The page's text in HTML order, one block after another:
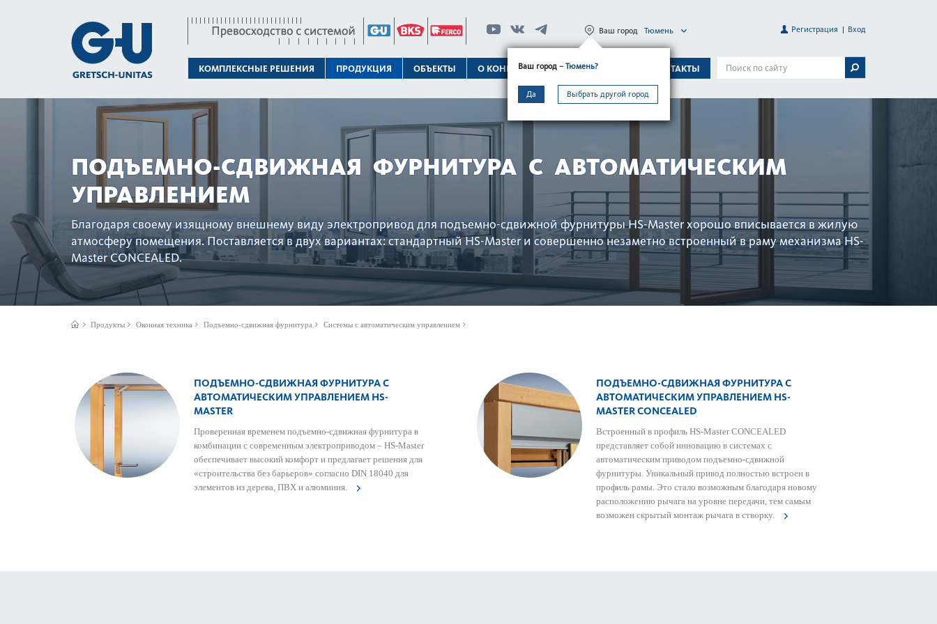
КОМПЛЕКСНЫЕ РЕШЕНИЯ ПРОДУКЦИЯ ОБЪЕКТЫ О КОНЦЕРНЕ ТЕХПОДДЕРЖКА КОНТАКТЫ
Ваш город – Тюмень?
Да Выбрать другой город
Ваш город Тюмень Регистрация Вход
ПОДЪЕМНО-СДВИЖНАЯ ФУРНИТУРА С АВТОМАТИЧЕСКИМ
УПРАВЛЕНИЕМ
Благодаря своему изящному внешнему виду электропривод для подъемно-сдвижной фурнитуры HS-Master хорошо вписывается в жилую
атмосферу помещения. Поставляется в двух вариантах: стандартный HS-Master и совершенно незаметно встроенный в раму механизма HS-
Master CONCEALED.
Продукты Оконная техника Подъемно-сдвижная фурнитура Системы с автоматическим управлением
ПОДЪЕМНО-СДВИЖНАЯ ФУРНИТУРА С
АВТОМАТИЧЕСКИМ УПРАВЛЕНИЕМ HS-
MASTER
Проверенная временем подъемно-сдвижная фурнитура в
комбинации с современным электроприводом – HS-Master
обеспечивает высокий комфорт и предлагает решения для
«строительства без барьеров» согласно DIN 18040 для
элементов из дерева, ПВХ и алюминия.
ПОДЪЕМНО-СДВИЖНАЯ ФУРНИТУРА С
АВТОМАТИЧЕСКИМ УПРАВЛЕНИЕМ HS-
MASTER CON­CEALED
Встроенный в профиль HS-Master CONCEALED
представляет собой инновацию в системах с
автоматическим приводом подъемно-сдвижной
фурнитуры. Уникальный привод полностью встроен в
профиль рамы. Это стало возможным благодаря новому
расположению рычага на уровне передачи, тем самым
возможен скрытый монтаж рычага в створку.